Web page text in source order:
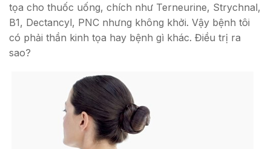
tọa cho thuốc uống, chích như Terneurine, Strychnal,
B1, Dectancyl, PNC nhưng không khởi. Vậy bệnh tôi
có phải thần kinh tọa hay bệnh gì khác. Điều trị ra
sao?